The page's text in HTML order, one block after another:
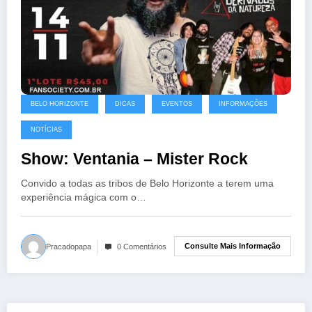
BELO HORIZONTE DICAS EVENTOS INFORMAÇÕES
NOTÍCIAS
Show: Ventania – Mister Rock
Convido a todas as tribos de Belo Horizonte a terem uma
experiência mágica com o…
Pracadopapa 0 Comentários Consulte Mais Informação